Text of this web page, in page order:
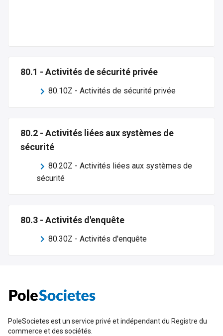
80.1 - Activités de sécurité privée
80.10Z - Activités de sécurité privée
80.2 - Activités liées aux systèmes de
sécurité
80.20Z - Activités liées aux systèmes de
sécurité
80.3 - Activités d'enquête
80.30Z - Activités d'enquête
PoleSocietes est un service privé et indépendant du Registre du
commerce et des sociétés.